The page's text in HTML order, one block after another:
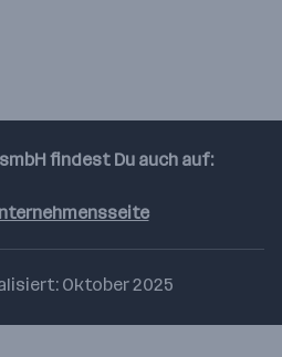
findest Du auch auf:
Oktober 2025